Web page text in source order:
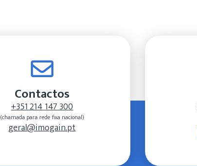
Contactos
+351 214 147 300
(chamada para rede fixa nacional)
geral@imogain.pt